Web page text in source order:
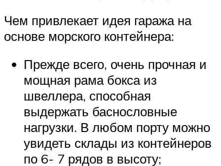
Чем привлекает идея гаража на
основе морского контейнера:
Прежде всего, очень прочная и
мощная рама бокса из
швеллера, способная
выдержать баснословные
нагрузки. В любом порту можно
увидеть склады из контейнеров
по 6- 7 рядов в высоту;